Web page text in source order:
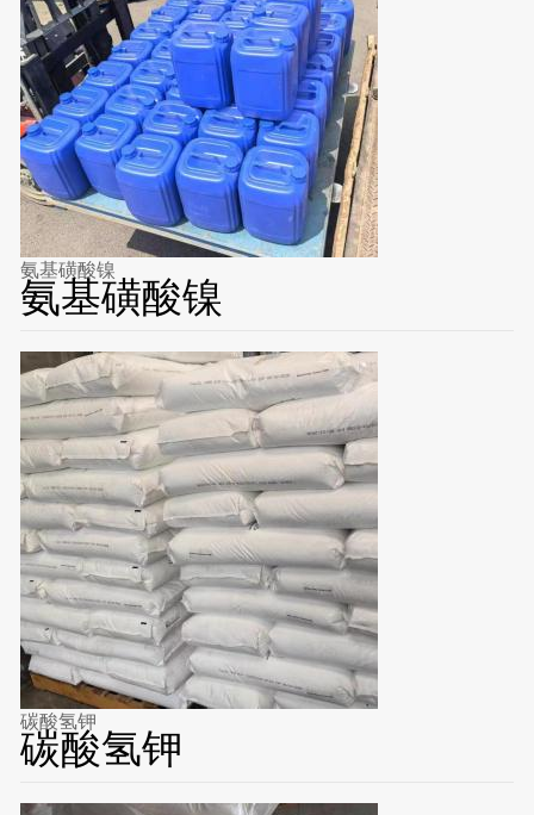
氨基磺酸镍
氨基磺酸镍
碳酸氢钾
碳酸氢钾